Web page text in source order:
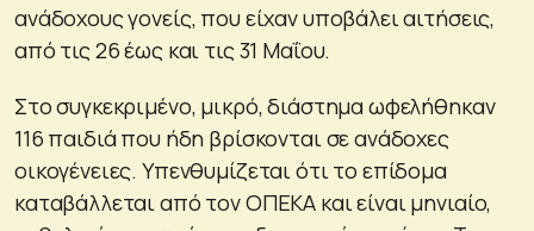
ανάδοχους γονείς, που είχαν υποβάλει αιτήσεις,
από τις 26 έως και τις 31 Μαΐου.
Στο συγκεκριμένο, μικρό, διάστημα ωφελήθηκαν
116 παιδιά που ήδη βρίσκονται σε ανάδοχες
οικογένειες. Υπενθυμίζεται ότι το επίδομα
καταβάλλεται από τον ΟΠΕΚΑ και είναι μηνιαίο,